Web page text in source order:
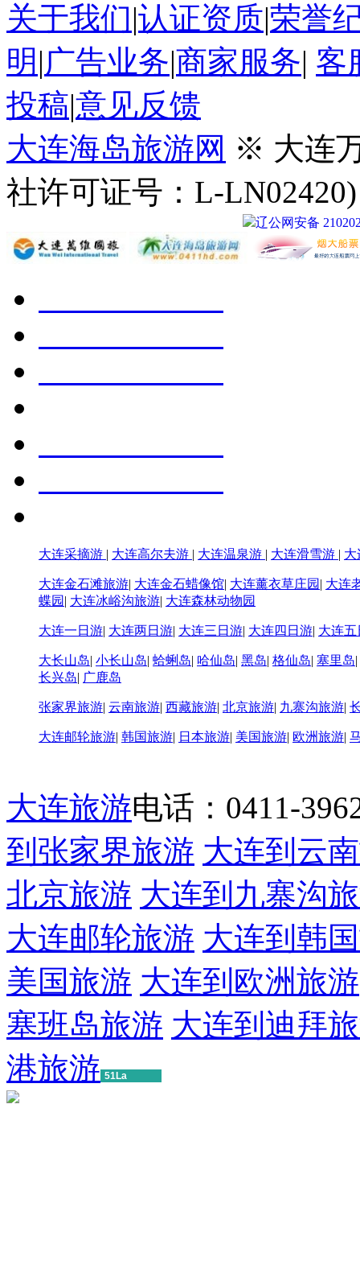
关于我们|认证资质|荣誉
明 |广告业务|商家服务| 客
投稿|意见反馈
大连海岛旅游网 ※ 大连
社许可证号：L-
辽公网安备
大连采摘游 | 大连高尔夫游 | 大连温泉游 | 大连滑雪游 |
大连金石滩旅游| 大连金石蜡像馆| 大连薰衣草庄园 | 大连
蝶园 | 大连冰峪沟旅游| 大连森林动物园
大连一日游| 大连两日游| 大连三日游| 大连四日游| 大连五
大长山岛| 小长山岛| 蛤蜊岛| 哈仙岛| 黑岛| 格仙岛| 塞里岛|
长兴岛| 广鹿岛
张家界旅游| 云南旅游| 西藏旅游| 北京旅游| 九寨沟旅游|
大连邮轮旅游| 韩国旅游| 日本旅游| 美国旅游| 欧洲旅游|
大连旅游电话：0411-
到张家界旅游 大连到云
北京旅游 大连到九寨沟
大连邮轮旅游 大连到韩
美国旅游 大连到欧洲旅游
塞班岛旅游 大连到迪拜
港旅游 51La